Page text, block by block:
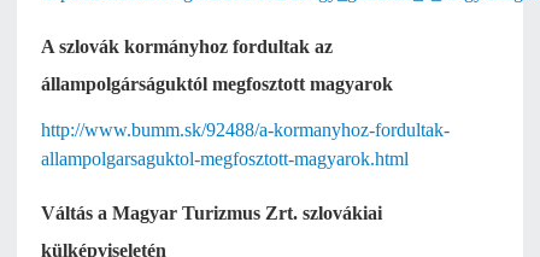
A szlovák kormányhoz fordultak az
állampolgárságuktól megfosztott magyarok
http://www.bumm.sk/92488/a-kormanyhoz-fordultak-
allampolgarsaguktol-megfosztott-magyarok.html
Váltás a Magyar Turizmus Zrt. szlovákiai
külképviseletén